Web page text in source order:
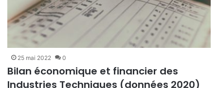
25 mai 2022 0
Bilan économique et financier des
Industries Techniques (données 2020)